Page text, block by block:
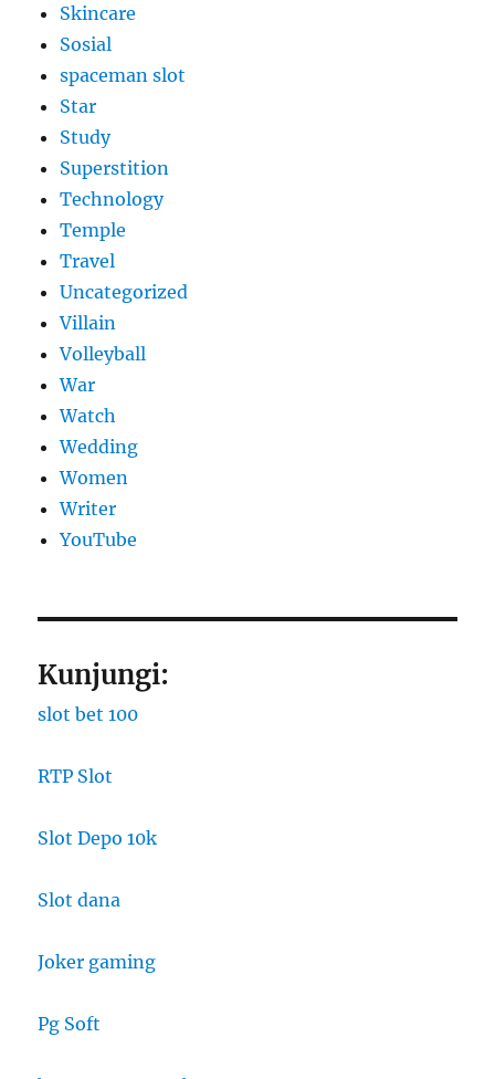
Skincare
Sosial
spaceman slot
Star
Study
Superstition
Technology
Temple
Travel
Uncategorized
Villain
Volleyball
War
Watch
Wedding
Women
Writer
YouTube
Kunjungi:
slot bet 100
RTP Slot
Slot Depo 10k
Slot dana
Joker gaming
Pg Soft